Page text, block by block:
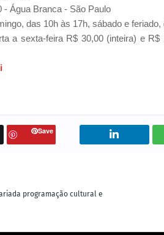
- Água Branca - São Paulo
das 10h às 17h, sábado e
a sexta-feira R$ 30,00 (inteira) e R$
Save
programação cultural e